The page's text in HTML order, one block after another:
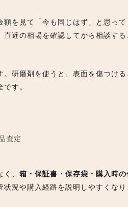
を見て「今も同じはず」と思っ
近の相場を確認してから相談する
研磨剤を使うと、表面を傷つけ
す。
査定
く、箱・保証書・保存袋・購入時
況や購入経路を説明しやすくなり